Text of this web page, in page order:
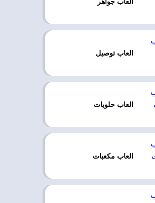
العاب توصيل
العاب حلويات
العاب مكعبات